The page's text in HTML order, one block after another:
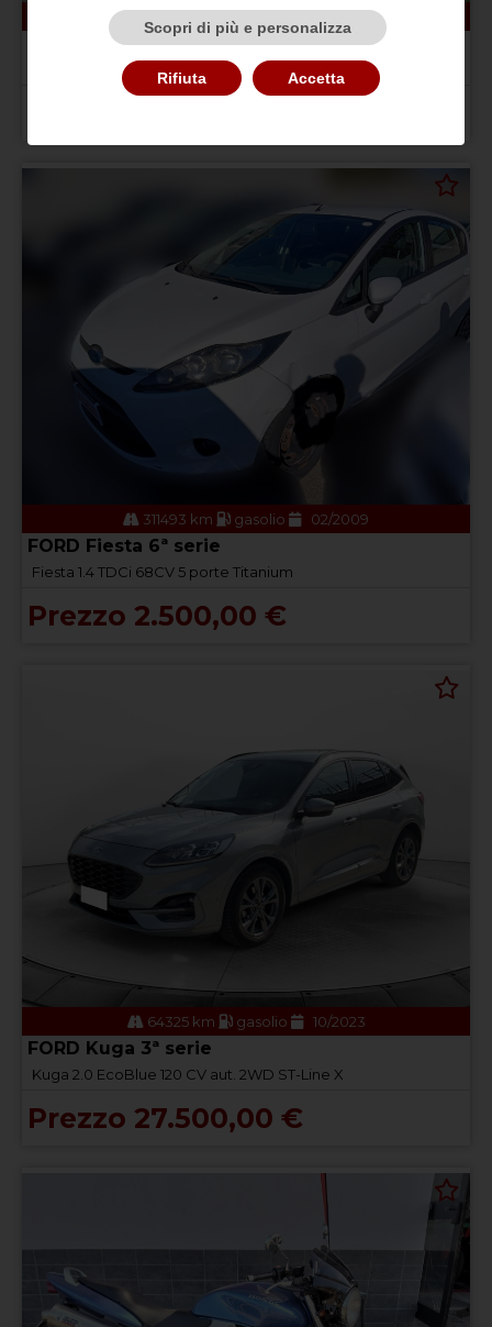
benzina
FORD EcoSport
1.0 EcoBoost 100 CV ST-Line
311493 km gasolio 02/2009
FORD Fiesta 6ª serie
Fiesta 1.4 TDCi 68CV 5 porte Titanium
Prezzo 2.500,00 €
64325 km gasolio 10/2023
FORD Kuga 3ª serie
Kuga 2.0 EcoBlue 120 CV aut. 2WD ST-Line X
Prezzo 27.500,00 €
Scopri di più e personalizza
Rifiuta Accetta